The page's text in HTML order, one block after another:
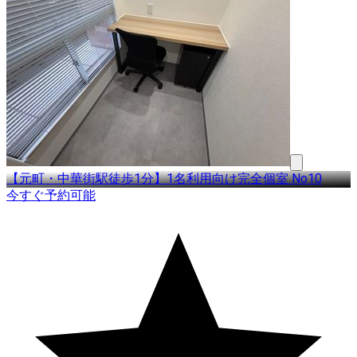
【元町・中華街駅徒歩1分】1名利用向け完全個室 No10
今すぐ予約可能